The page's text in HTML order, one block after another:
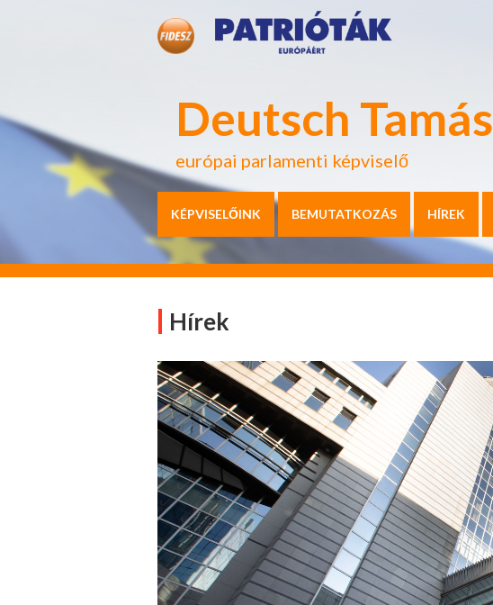
Deutsch Tamás
európai parlamenti képviselő
KÉPVISELŐINK BEMUTATKOZÁS HÍREK
Hírek